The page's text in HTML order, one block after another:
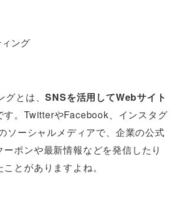
ング
グとは、SNSを活用してWebサイト
す。TwitterやFacebook、インスタグ
ソーシャルメディアで、企業の公式
ポンや最新情報などを発信したり
とがありますよね。